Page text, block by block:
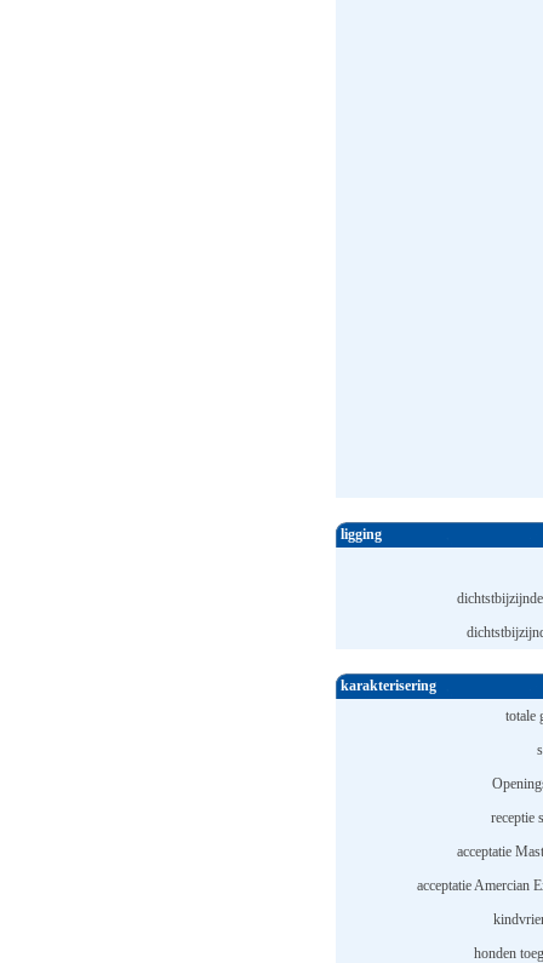
ligging
karakterisering
totale
receptie
acceptatie
acceptatie Amercian
honden